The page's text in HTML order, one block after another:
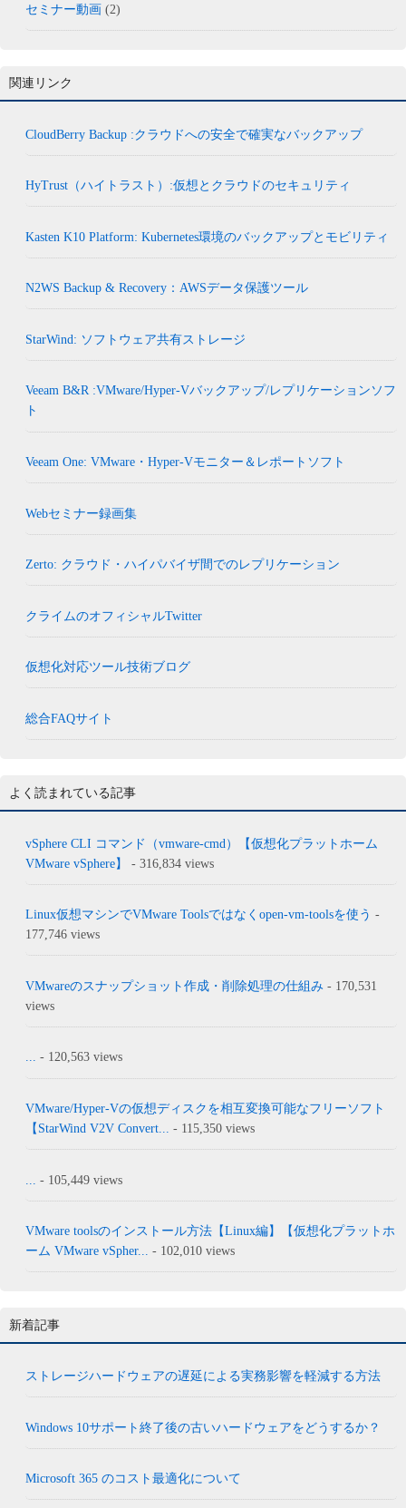
セミナー動画 (2)
関連リンク
CloudBerry Backup :クラウドへの安全で確実なバックアップ
HyTrust（ハイトラスト）:仮想とクラウドのセキュリティ
Kasten K10 Platform: Kubernetes環境のバックアップとモビリティ
N2WS Backup & Recovery：AWSデータ保護ツール
StarWind: ソフトウェア共有ストレージ
Veeam B&R :VMware/Hyper-Vバックアップ/レプリケーションソフ
ト
Veeam One: VMware・Hyper-Vモニター＆レポートソフト
Webセミナー録画集
Zerto: クラウド・ハイパバイザ間でのレプリケーション
クライムのオフィシャルTwitter
仮想化対応ツール技術ブログ
総合FAQサイト
よく読まれている記事
vSphere CLI コマンド（vmware-cmd）【仮想化プラットホーム
VMware vSphere】
- 316,834 views
Linux仮想マシンでVMware Toolsではなくopen-vm-toolsを使う -
177,746 views
VMwareのスナップショット作成・削除処理の仕組み - 170,531
views
... - 120,563 views
VMware/Hyper-Vの仮想ディスクを相互変換可能なフリーソフト
【StarWind V2V Convert...
- 115,350 views
- 105,449 views
VMware toolsのインストール方法【Linux編】【仮想化プラットホ
ーム VMware vSpher... - 102,010 views
新着記事
ストレージハードウェアの遅延による実務影響を軽減する方法
Windows 10サポート終了後の古いハードウェアをどうするか？
Microsoft 365 のコスト最適化について